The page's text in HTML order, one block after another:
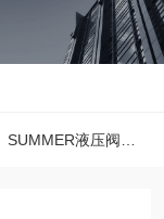
SUMMER液压阀